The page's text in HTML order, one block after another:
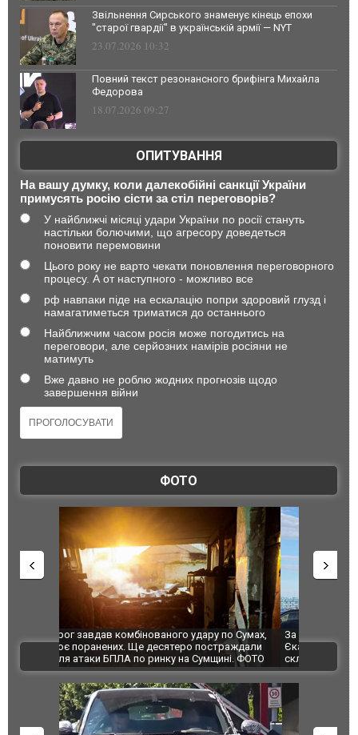
Звільнення Сирського знаменує кінець епохи
"старої гвардії" в українській армії — NYT
23.07.2026 10:32
Повний текст резонансного брифінга Михайла
Федорова
18.07.2026 09:27
ОПИТУВАННЯ
На вашу думку, коли далекобійні санкції України
примусять росію сісти за стіл переговорів?
У найближчі місяці удари України по росії стануть
настільки болючими, що агресору доведеться
поновити перемовини
Цього року не варто чекати поновлення переговорного
процесу. А от наступного - можливо все
рф навпаки піде на ескалацію попри здоровий глузд і
намагатиметься триматися до останнього
Найближчим часом росія може погодитись на
переговори, але серйозних намірів росіяни не
матимуть
Вже давно не роблю жодних прогнозів щодо
завершення війни
ФОТО
За 2000 кілометрів від кордону з Україною: в
Єкатеринбурзі після атаки дронів загорівся
склад Wildberries. ФОТО. ВІДЕО
"Мої
ВІДЕО